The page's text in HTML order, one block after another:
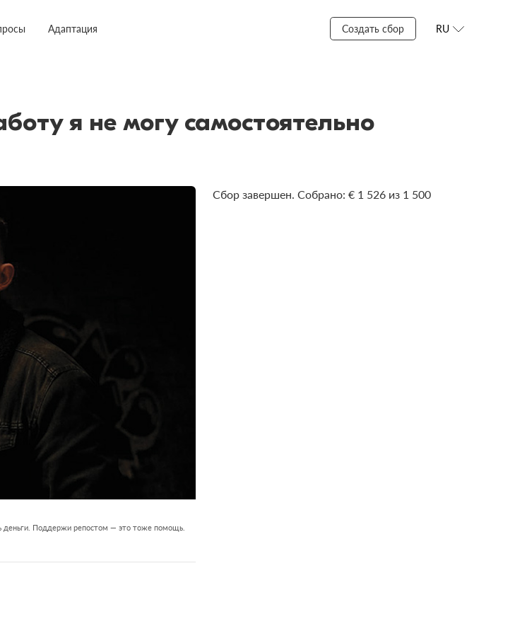
Адаптация Создать сбор RU
я не могу самостоятельно
деньги. Поддержи репостом — это тоже помощь.
Сбор завершен. Собрано: € 1 526 из 1 500